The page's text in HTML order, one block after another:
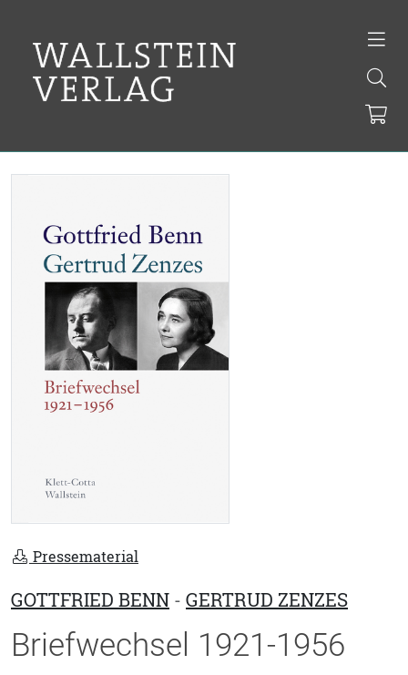
Pressematerial
GOTTFRIED BENN - GERTRUD ZENZES
Briefwechsel 1921-1956